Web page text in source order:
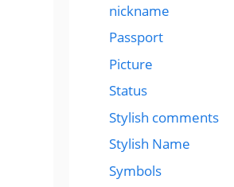
nickname
Passport
Picture
Status
Stylish comments
Stylish Name
Symbols